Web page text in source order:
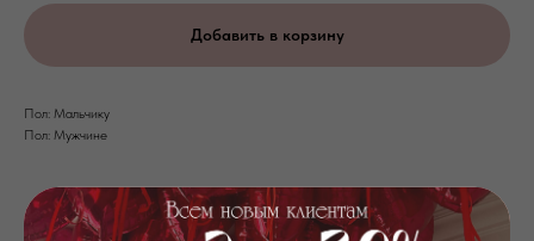
Добавить в корзину
Пол: Мальчику
Пол: Мужчине